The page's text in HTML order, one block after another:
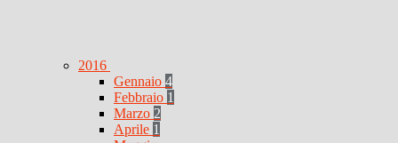
2016
Gennaio 4
Febbraio 1
Marzo 2
Aprile 1